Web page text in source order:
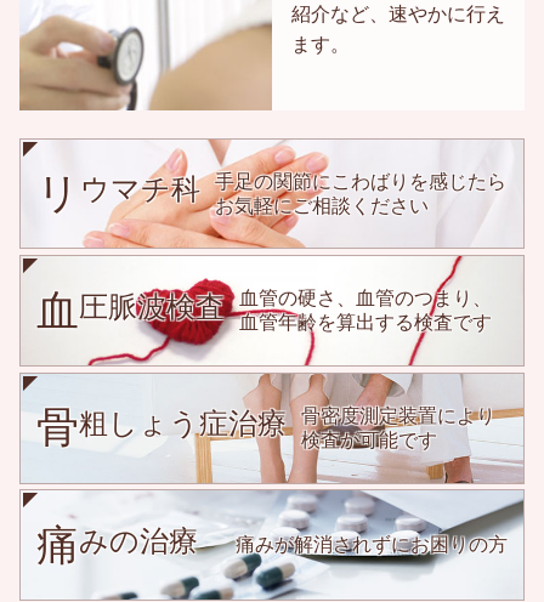
紹介など、速やかに行え
ます。
リ ウマチ科
手足の関節にこわばりを感じたら
お気軽にご相談ください
血圧脈波検査
血管の硬さ、血管のつまり、
血管年齢を算出する検査です
骨粗しょう症治療
骨密度測定装置により
検査が可能です
痛みの治療 痛みが解消されずにお困りの方